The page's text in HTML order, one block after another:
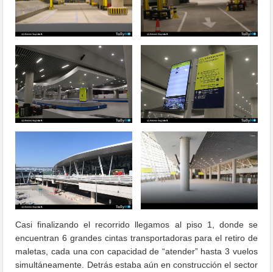
Casi finalizando el recorrido llegamos al piso 1, donde se
encuentran 6 grandes cintas transportadoras para el retiro de
maletas, cada una con capacidad de “atender” hasta 3 vuelos
simultáneamente. Detrás estaba aún en construcción el sector